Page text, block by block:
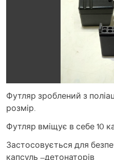
Футляр зроблений з
розмір.
Футляр вміщує в себе 10
Застосовується для
капсуль –детонаторів